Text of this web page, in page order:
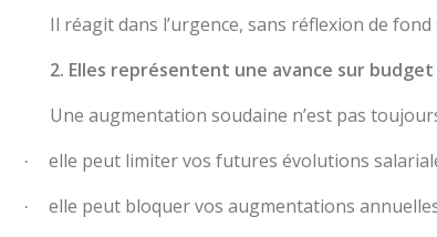
Il réagit dans l’urgence, sans réflexion de
2. Elles représentent une avance sur budget
Une augmentation soudaine n’est pas
· elle peut limiter vos futures évolutions
· elle peut bloquer vos augmentations